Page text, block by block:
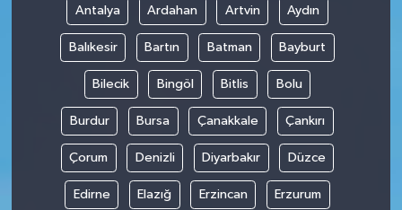
Antalya Ardahan Artvin Aydın
Balıkesir Bartın Batman Bayburt
Bilecik Bingöl Bitlis Bolu
Burdur Bursa Çanakkale Çankırı
Çorum Denizli Diyarbakır Düzce
Edirne Elazığ Erzincan Erzurum